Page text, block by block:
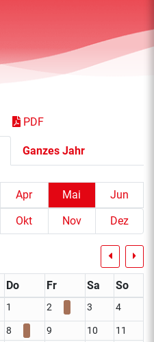
Ganzes Jahr
PDF
Apr Mai
Jun
Okt Nov Dez
Do Fr Sa So
1 2 3 4
8 9 10
11